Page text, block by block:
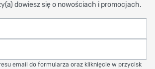
dowiesz się o nowościach i promocjach.
email do formularza oraz kliknięcie w przycisk